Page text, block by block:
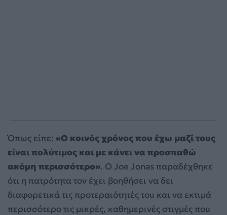
Όπως είπε: «Ο κοινός χρόνος που έχω μαζί τους
είναι πολύτιμος και με κάνει να προσπαθώ
ακόμη περισσότερο». Ο Joe Jonas παραδέχθηκε
ότι η πατρότητα τον έχει βοηθήσει να δει
διαφορετικά τις προτεραιότητές του και να εκτιμά
περισσότερο τις μικρές, καθημερινές στιγμές που